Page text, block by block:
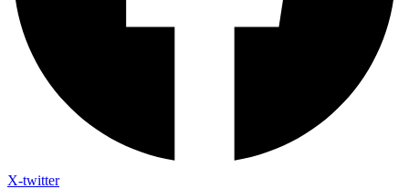
X-twitter